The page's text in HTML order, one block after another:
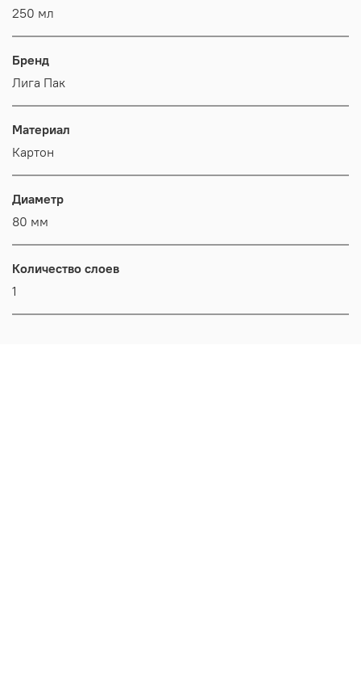
250 мл
Бренд
Лига Пак
Материал
Картон
Диаметр
80 мм
Количество слоев
1